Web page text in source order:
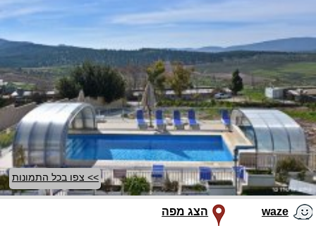
>> צפו בכל התמונות
waze הצג מפה